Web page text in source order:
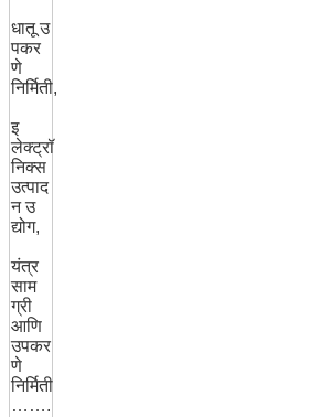
धातू उ
पकर
णे
निर्मिती,
इ
लेक्ट्रॉ
निक्स
उत्पाद
न उ
द्योग,
यंत्र
साम
ग्री
आणि
उपकर
णे
निर्मिती
…….